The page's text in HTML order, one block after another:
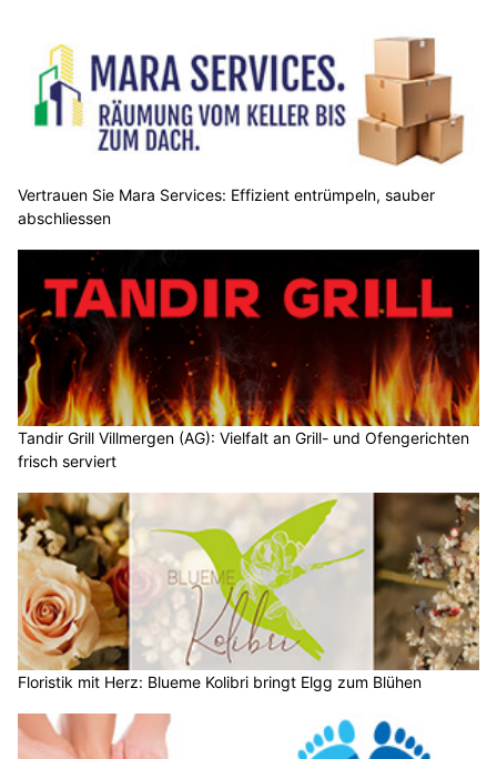
Vertrauen Sie Mara Services: Effizient entrümpeln, sauber
abschliessen
Tandir Grill Villmergen (AG): Vielfalt an Grill- und Ofengerichten
frisch serviert
Floristik mit Herz: Blueme Kolibri bringt Elgg zum Blühen